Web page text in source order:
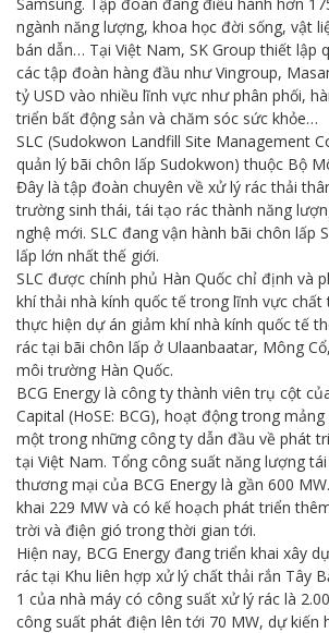
ngành năng lượng, khoa học đời sống, vật
bán dẫn… Tại Việt Nam, SK Group thiết lập
các tập đoàn hàng đầu như Vingroup,
tỷ USD vào nhiều lĩnh vực như phân phối,
triển bất động sản và chăm sóc sức khỏe…
SLC (Sudokwon Landfill Site Management
quản lý bãi chôn lấp Sudokwon) thuộc Bộ
Đây là tập đoàn chuyên về xử lý rác thải
trường sinh thái, tái tạo rác thành năng
nghệ mới. SLC đang vận hành bãi chôn lấp
lấp lớn nhất thế giới.
SLC được chính phủ Hàn Quốc chỉ định và
khí thải nhà kính quốc tế trong lĩnh vực chất
thực hiện dự án giảm khí nhà kính quốc tế
rác tại bãi chôn lấp ở Ulaanbaatar, Mông
môi trường Hàn Quốc.
BCG Energy là công ty thành viên trụ cột
Capital (HoSE: BCG), hoạt động trong
một trong những công ty dẫn đầu về phát
tại Việt Nam. Tổng công suất năng lượng
thương mại của BCG Energy là gần 600
khai 229 MW và có kế hoạch phát triển
trời và điện gió trong thời gian tới.
Hiện nay, BCG Energy đang triển khai xây
rác tại Khu liên hợp xử lý chất thải rắn Tây
1 của nhà máy có công suất xử lý rác là
công suất phát điện lên tới 70 MW, dự kiến